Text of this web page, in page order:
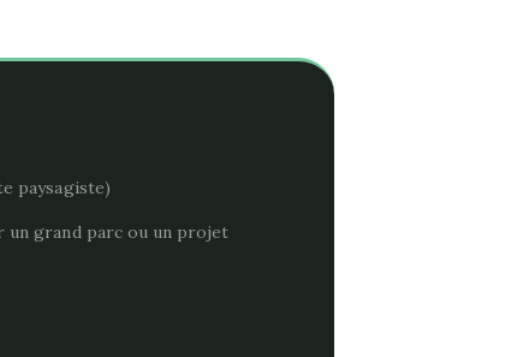
paysagiste)
un grand parc ou un projet